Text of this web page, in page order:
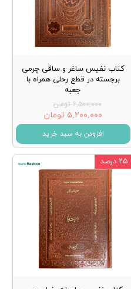
کتاب نفیس ساغر و ساقی چرمی
برجسته در قطع رحلی همراه با
جعبه
۶,۵۰۰,۰۰۰ تومان
۵,۲۰۰,۰۰۰ تومان
افزودن به سبد خرید
۲۵ درصد